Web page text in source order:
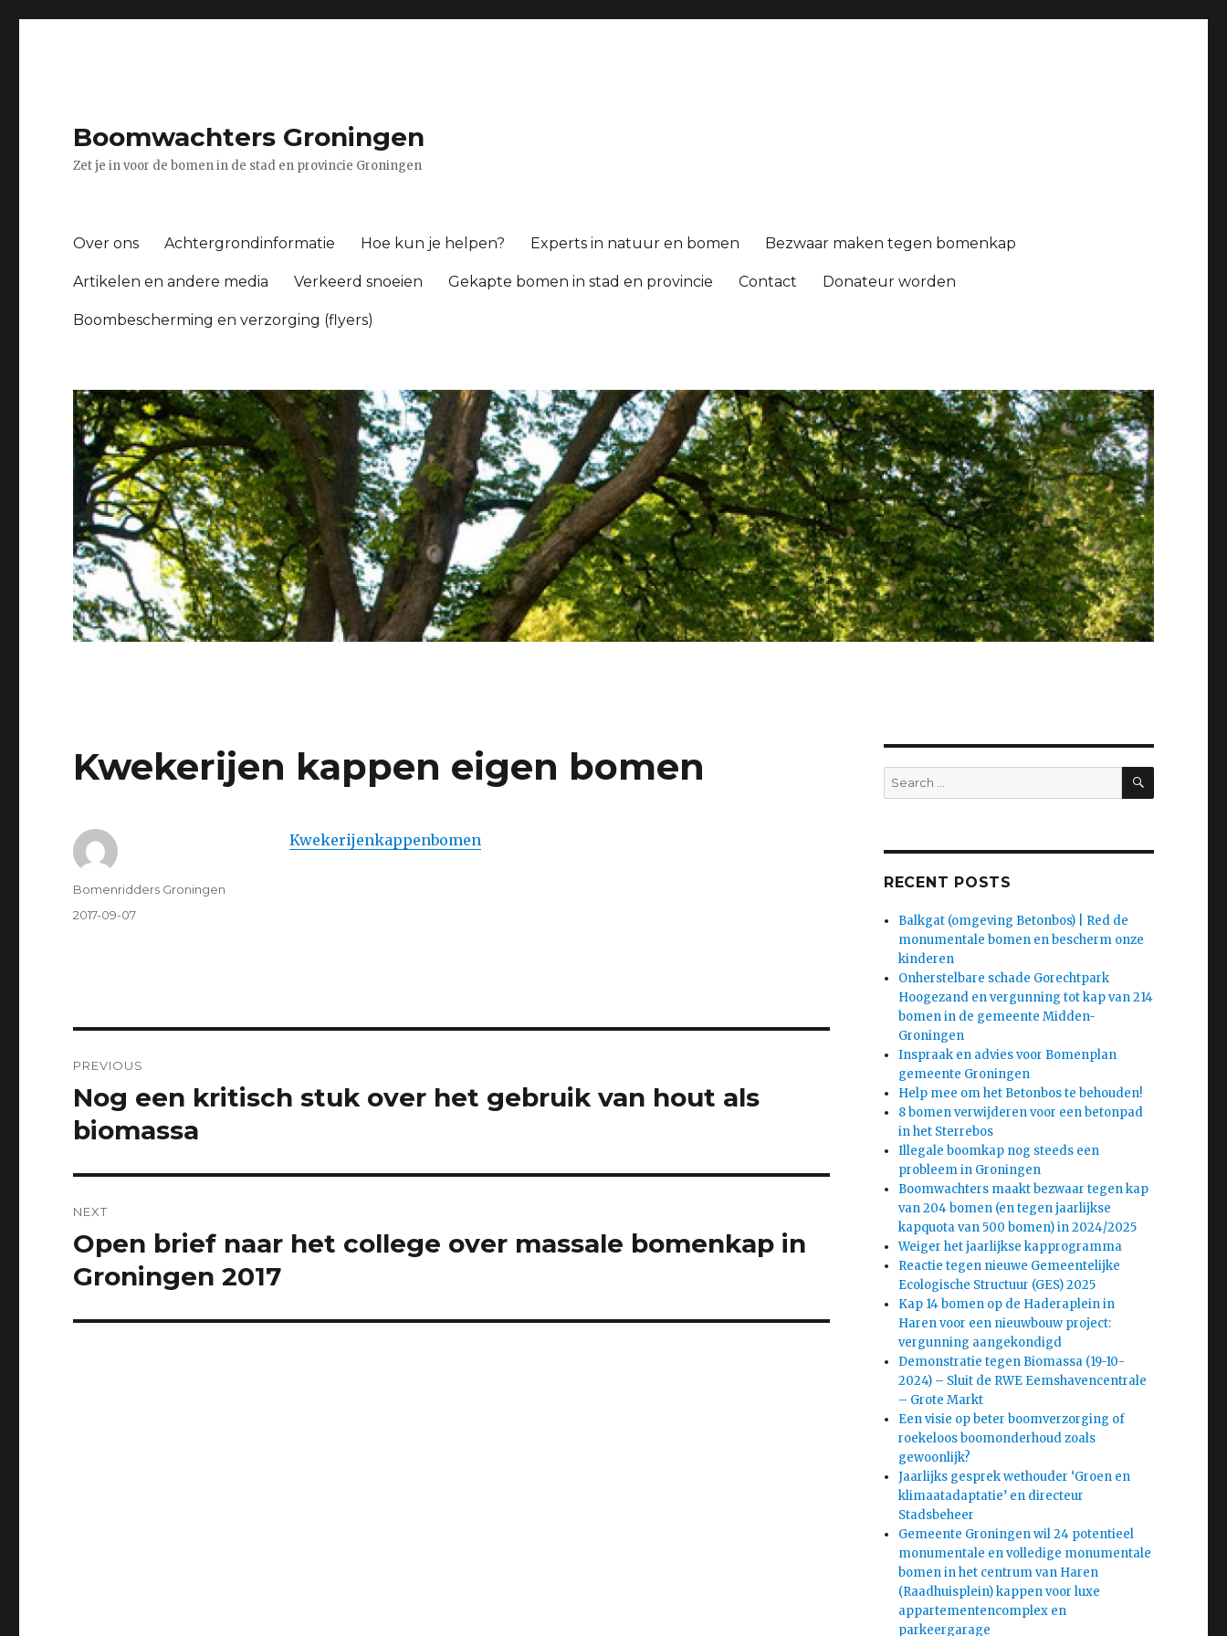
Boomwachters Groningen
Zet je in voor de bomen in de stad en provincie Groningen
Over ons Achtergrondinformatie Hoe kun je helpen? Experts in natuur en bomen Bezwaar maken tegen bomenkap
Artikelen en andere media Verkeerd snoeien Gekapte bomen in stad en provincie Contact Donateur worden
Boombescherming en verzorging (flyers)
Kwekerijen kappen eigen bomen
Kwekerijenkappenbomen
Author
Bomenridders Groningen
Posted
2017-09-07
navigation
PREVIOUS
Previous
post:
Nog een kritisch stuk over het gebruik van hout als
biomassa
NEXT
Next
post:
Open brief naar het college over massale bomenkap in
Groningen 2017
Search
for:
SEARCH
RECENT POSTS
Balkgat (omgeving Betonbos) | Red de
monumentale bomen en bescherm onze
kinderen
Onherstelbare schade Gorechtpark
Hoogezand en vergunning tot kap van 214
bomen in de gemeente Midden-
Groningen
Inspraak en advies voor Bomenplan
gemeente Groningen
Help mee om het Betonbos te behouden!
8 bomen verwijderen voor een betonpad
in het Sterrebos
Illegale boomkap nog steeds een
probleem in Groningen
Boomwachters maakt bezwaar tegen kap
van 204 bomen (en tegen jaarlijkse
kapquota van 500 bomen) in 2024/2025
Weiger het jaarlijkse kapprogramma
Reactie tegen nieuwe Gemeentelijke
Ecologische Structuur (GES) 2025
Kap 14 bomen op de Haderaplein in
Haren voor een nieuwbouw project:
vergunning aangekondigd
Demonstratie tegen Biomassa (19-10-
2024) – Sluit de RWE Eemshavencentrale
– Grote Markt
Een visie op beter boomverzorging of
roekeloos boomonderhoud zoals
gewoonlijk?
Jaarlijks gesprek wethouder ‘Groen en
klimaatadaptatie’ en directeur
Stadsbeheer
Gemeente Groningen wil 24 potentieel
monumentale en volledige monumentale
bomen in het centrum van Haren
(Raadhuisplein) kappen voor luxe
appartementencomplex en
parkeergarage